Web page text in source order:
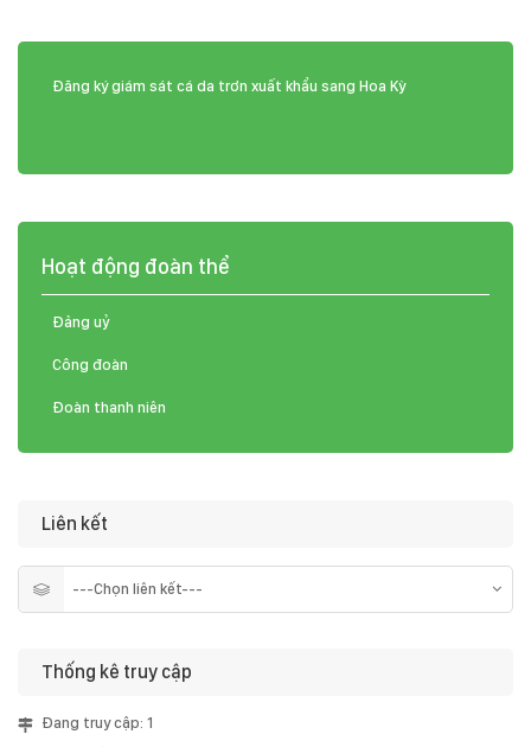
Đăng ký giám sát cá da trơn xuất khẩu sang Hoa Kỳ
Hoạt động đoàn thể
Đảng uỷ
Công đoàn
Đoàn thanh niên
Liên kết
Thống kê truy cập
Đang truy cập: 1